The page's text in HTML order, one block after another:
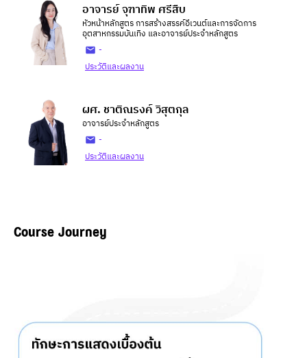
อาจารย์ จุฑาทิพ ศรีสืบ
หัวหน้าหลักสูตร การสร้างสรรค์อีเวนต์และการจัดการ
อุตสาหกรรมบันเทิง และอาจารย์ประจำหลักสูตร
-
ประวัติและผลงาน
ผศ. ชาติณรงค์ วิสุตกุล
อาจารย์ประจำหลักสูตร
-
ประวัติและผลงาน
Course Journey